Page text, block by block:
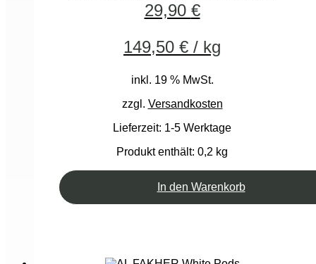
29,90 €
149,50 € / kg
inkl. 19 % MwSt.
zzgl. Versandkosten
Lieferzeit: 1-5 Werktage
Produkt enthält: 0,2 kg
In den Warenkorb